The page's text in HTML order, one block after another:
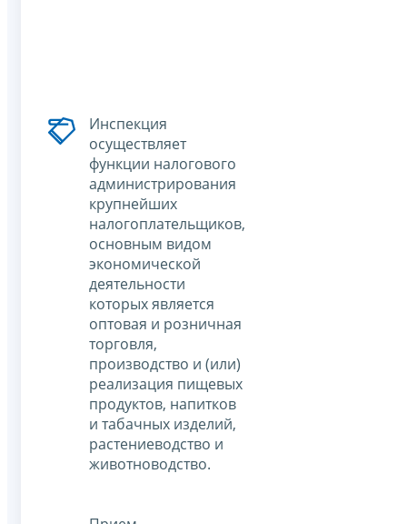
Инспекция
осуществляет
функции налогового
администрирования
крупнейших
налогоплательщиков,
основным видом
экономической
деятельности
которых является
оптовая и розничная
торговля,
производство и (или)
реализация пищевых
продуктов, напитков
и табачных изделий,
растениеводство и
животноводство.